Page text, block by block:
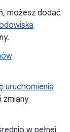
możesz dodać
uruchomienia
zmiany
w pełnej